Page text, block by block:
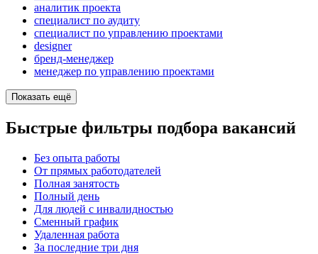
аналитик проекта
специалист по аудиту
специалист по управлению проектами
designer
бренд-менеджер
менеджер по управлению проектами
Показать ещё
Быстрые фильтры подбора вакансий
Без опыта работы
От прямых работодателей
Полная занятость
Полный день
Для людей с инвалидностью
Сменный график
Удаленная работа
За последние три дня